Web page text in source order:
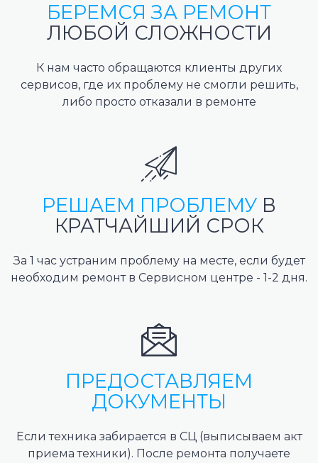
БЕРЕМСЯ ЗА РЕМОНТ
ЛЮБОЙ СЛОЖНОСТИ
К нам часто обращаются клиенты других
сервисов, где их проблему не смогли решить,
либо просто отказали в ремонте
РЕШАЕМ ПРОБЛЕМУ В
КРАТЧАЙШИЙ СРОК
За 1 час устраним проблему на месте, если будет
необходим ремонт в Сервисном центре - 1-2 дня.
ПРЕДОСТАВЛЯЕМ
ДОКУМЕНТЫ
Если техника забирается в СЦ (выписываем акт
приема техники). После ремонта получаете